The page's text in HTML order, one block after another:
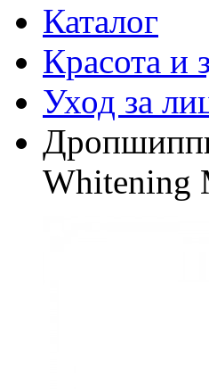
Каталог
Красота и
Уход за
Whitening